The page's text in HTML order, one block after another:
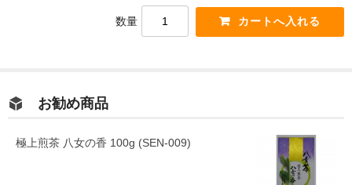
数量
お勧め商品
極上煎茶 八女の香 100g (SEN-009)